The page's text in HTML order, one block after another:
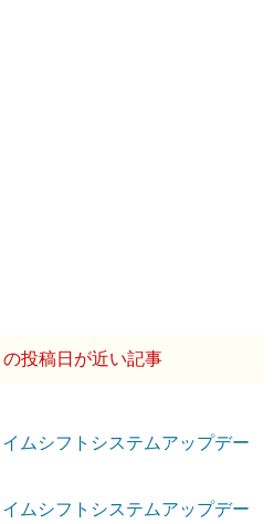
投稿日が近い記事
イムシフトシステムアップデー
イムシフトシステムアップデー